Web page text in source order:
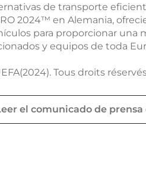
de transporte
2024™ en Alemania,
para proporcionar una
y equipos de toda
Tous droits
el comunicado de